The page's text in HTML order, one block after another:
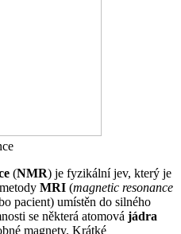
(NMR) je fyzikální jev, který je
MRI (magnetic resonance
pacient) umístěn do silného
se některá atomová jádra
magnety. Krátké